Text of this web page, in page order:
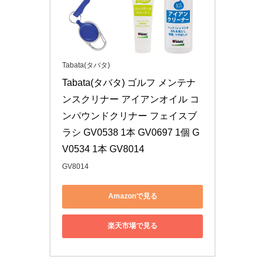
Tabata(タバタ)
Tabata(タバタ) ゴルフ メンテナ
ンスクリナー アイアンオイル コ
ンパウンドクリナー フェイスブ
ラシ GV0538 1本 GV0697 1個 G
V0534 1本 GV8014
GV8014
Amazonで見る
楽天市場で見る